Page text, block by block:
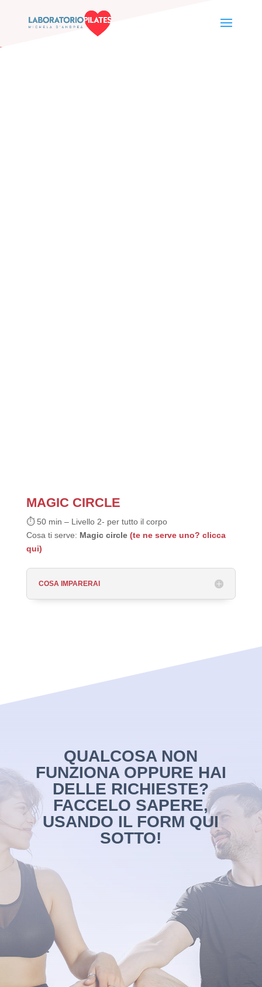
MAGIC CIRCLE
⏱ 50 min – Livello 2- per tutto il corpo
Cosa ti serve: Magic circle (te ne serve uno? clicca
qui)
COSA IMPARERAI
QUALCOSA NON
FUNZIONA OPPURE HAI
DELLE RICHIESTE?
FACCELO SAPERE,
USANDO IL FORM QUI
SOTTO!